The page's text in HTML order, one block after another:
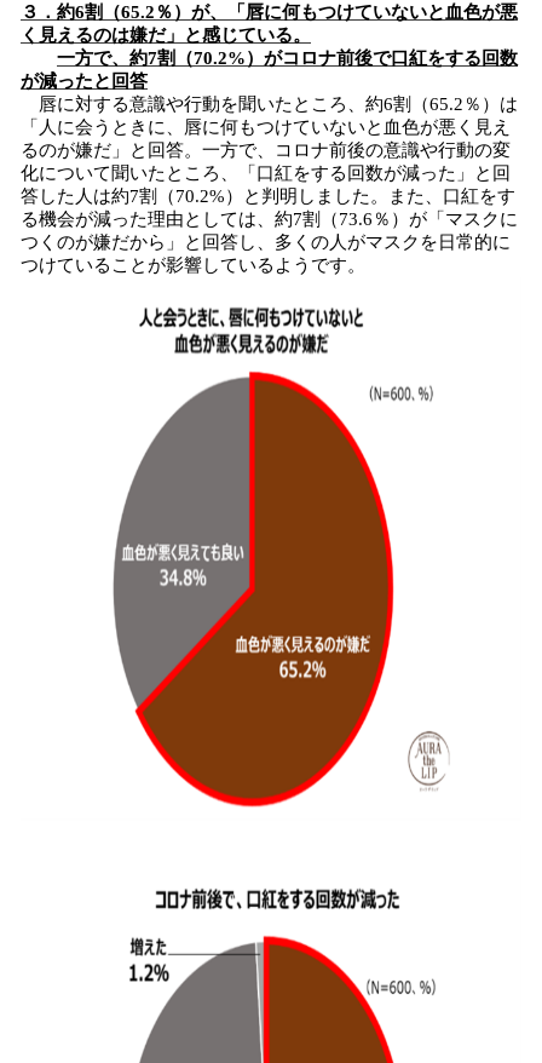
３．約6割（65.2％）が、「唇に何もつけていないと血色が悪
く見えるのは嫌だ」と感じている。
一方で、約7割（70.2%）がコロナ前後で口紅をする回数
が減ったと回答
唇に対する意識や行動を聞いたところ、約6割（65.2％）は
「人に会うときに、唇に何もつけていないと血色が悪く見え
るのが嫌だ」と回答。一方で、コロナ前後の意識や行動の変
化について聞いたところ、「口紅をする回数が減った」と回
答した人は約7割（70.2%）と判明しました。また、口紅をす
る機会が減った理由としては、約7割（73.6％）が「マスクに
つくのが嫌だから」と回答し、多くの人がマスクを日常的に
つけていることが影響しているようです。